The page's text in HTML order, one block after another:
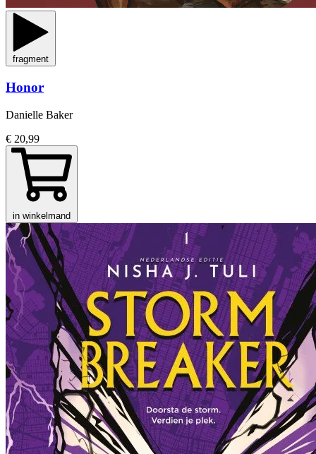
fragment
Honor
Danielle Baker
€ 20,99
in winkelmand